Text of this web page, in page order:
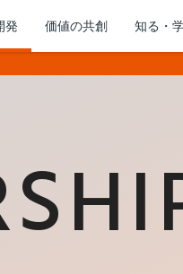
発 価値の共創 知る・